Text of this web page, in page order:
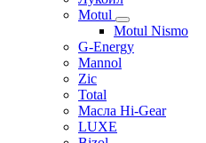
Motul
Motul Nismo
G-Energy
Mannol
Zic
Total
Масла Hi-Gear
LUXE